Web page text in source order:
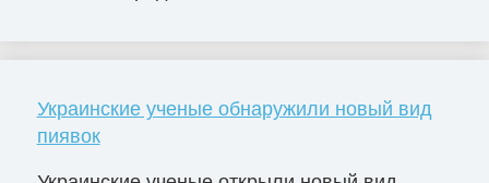
Украинские ученые обнаружили новый вид
пиявок